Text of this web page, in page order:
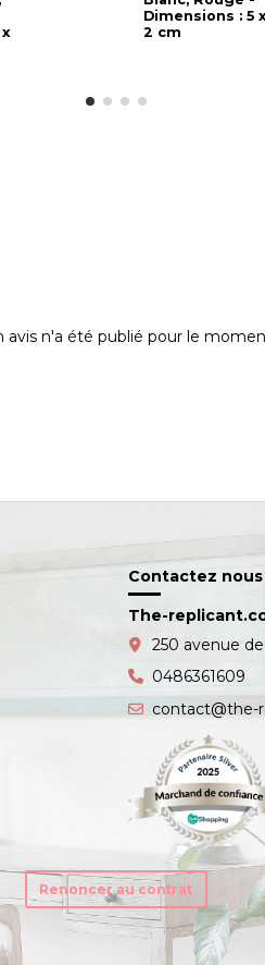
Dimensions : 5
2 cm
avis n'a été publié pour le
Contactez nous
The-
250 avenue
0486361609
contact@the-
Renoncer au contrat